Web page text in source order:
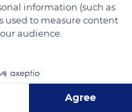
information (such as
used to measure content
audience.
Agree